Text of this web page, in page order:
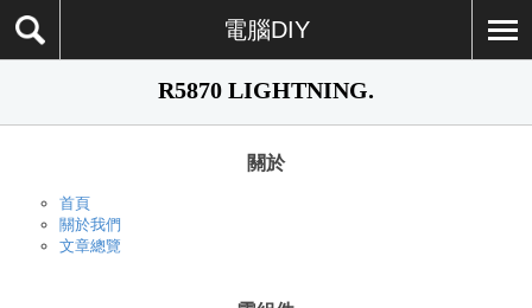
電腦DIY
R5870 LIGHTNING.
關於
首頁
關於我們
文章總覽